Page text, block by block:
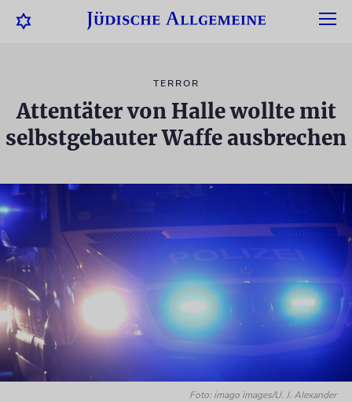
TERROR
Attentäter von Halle wollte mit
selbstgebauter Waffe ausbrechen
Foto: imago images/U. J. Alexander